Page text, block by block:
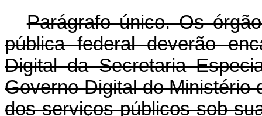
Parágrafo único. Os
pública federal deverão
Digital da Secretaria
Governo Digital do Ministério
dos serviços públicos sob